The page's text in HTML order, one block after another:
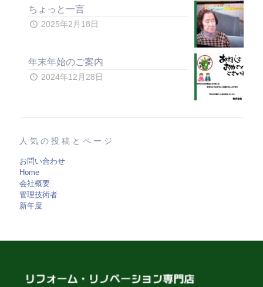
ちょっと一言
2025年2月18日
年末年始のご案内
2024年12月28日
人気の投稿とページ
お問い合わせ
Home
会社概要
管理技術者
新年度